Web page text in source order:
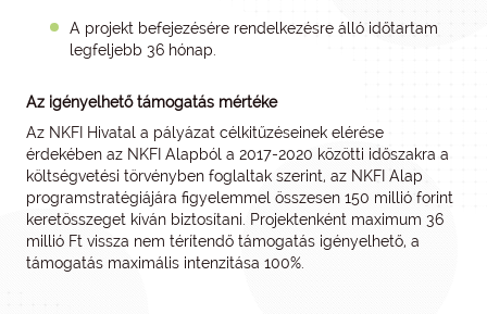
A projekt befejezésére rendelkezésre álló időtartam
legfeljebb 36 hónap.
Az igényelhető támogatás mértéke
Az NKFI Hivatal a pályázat célkitűzéseinek elérése
érdekében az NKFI Alapból a 2017-2020 közötti időszakra a
költségvetési törvényben foglaltak szerint, az NKFI Alap
programstratégiájára figyelemmel összesen 150 millió forint
keretösszeget kíván biztosítani. Projektenként maximum 36
millió Ft vissza nem térítendő támogatás igényelhető, a
támogatás maximális intenzitása 100%.